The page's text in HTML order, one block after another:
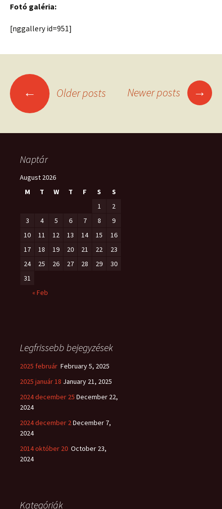
Fotó galéria:
[nggallery id=951]
Posts
navigation
← Older posts Newer posts →
Naptár
August 2026
M
T W T F S
S
1
2
3
4 5 6 7 8
9
10
11 12 13 14 15
16
17
18 19 20 21 22
23
24
25 26 27 28 29
30
31
« Feb
Legfrissebb bejegyzések
2025 február February 5, 2025
2025 január 18 January 21, 2025
2024 december 25 December 22,
2024
2024 december 2December 7,
2024
2014 október 20 October 23,
2024
Kategóriák